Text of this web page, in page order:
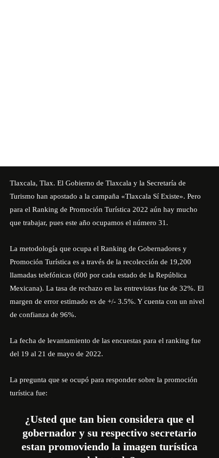
Tlaxcala, Tlax. El Gobierno de Tlaxcala y la Secretaría de
Turismo han apostado a la campaña «Tlaxcala Sí Existe». Pero
para el Ranking de Promoción Turística 2022 aún hay mucho
que trabajar, pues este año ocupamos el número 31.
La metodología que ocupa el Ranking de Gobernadores y
Promoción Turística es a través de la recolección de 19,200
llamadas telefónicas (600 por cada estado de la República
Mexicana). La tasa de rechazo en las entrevistas fue de 32%. El
margen de error estimado es de +/- 3.5%. Y cuenta con un nivel
de confianza de 96%.
La fecha de levantamiento de las encuestas para el ranking fue
del 19 al 21 de mayo de 2022.
La pregunta que se ocupó para responder sobre la promoción
turística fue:
¿Usted que tan bien considera que el
gobernador y su respectivo secretario
estan promoviendo la imagen turística